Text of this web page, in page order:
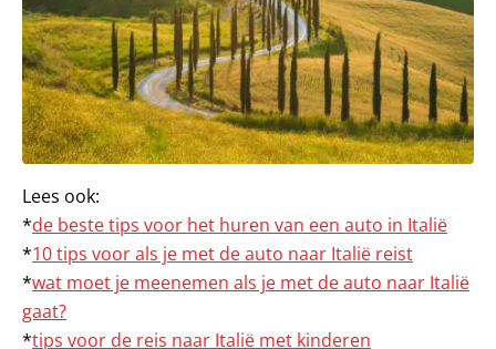
Lees ook:
*de beste tips voor het huren van een auto in Italië
*10 tips voor als je met de auto naar Italië reist
*wat moet je meenemen als je met de auto naar Italië
gaat?
*tips voor de reis naar Italië met kinderen